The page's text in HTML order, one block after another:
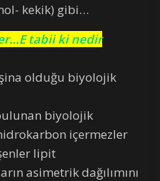
kekik) gibi…
tabii ki nedir
olduğu biyolojik
biyolojik
içermezler
lipit
asimetrik dağılımını